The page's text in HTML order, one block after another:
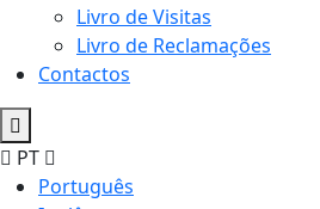
Livro de Visitas
Livro de Reclamações
Contactos
PT
Português